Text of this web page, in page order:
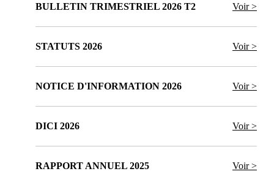
BULLETIN TRIMESTRIEL 2026 T2 Voir >
STATUTS 2026 Voir >
NOTICE D'INFORMATION 2026 Voir >
DICI 2026 Voir >
RAPPORT ANNUEL 2025 Voir >